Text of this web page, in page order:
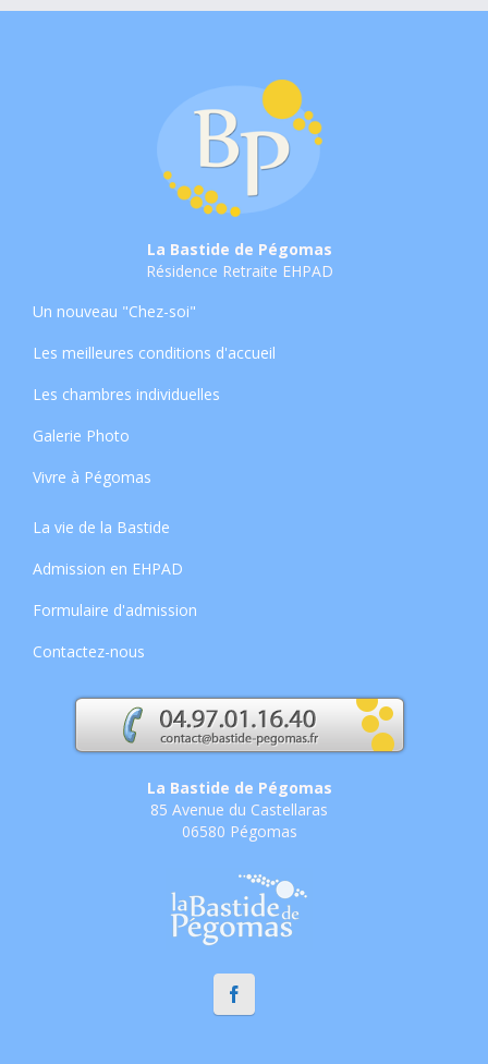
La Bastide de Pégomas
Résidence Retraite EHPAD
Un nouveau "Chez-soi"
Les meilleures conditions d'accueil
Les chambres individuelles
Galerie Photo
Vivre à Pégomas
La vie de la Bastide
Admission en EHPAD
Formulaire d'admission
Contactez-nous
La Bastide de Pégomas
85 Avenue du Castellaras
06580 Pégomas